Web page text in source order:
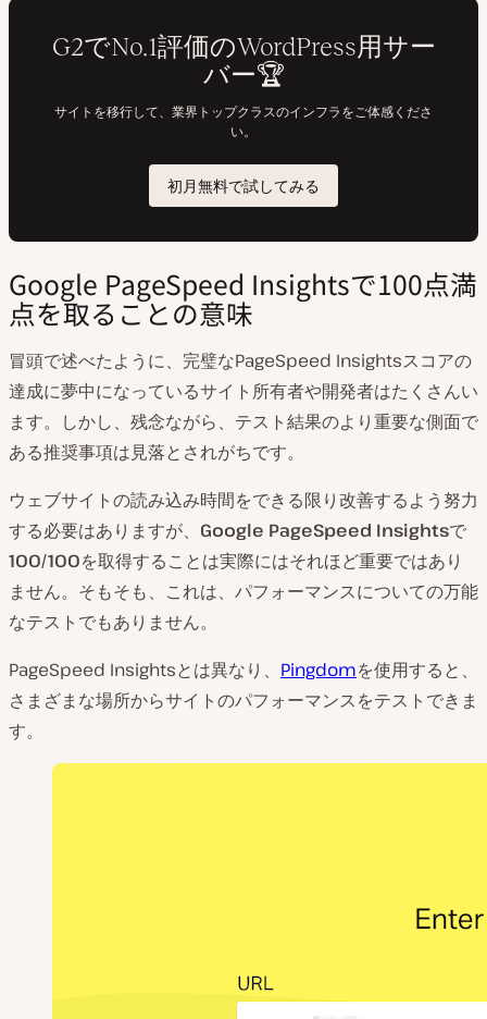
Google PageSpeed Insightsで100点満
点を取ることの意味
冒頭で述べたように、完璧なPageSpeed Insightsスコアの
達成に夢中になっているサイト所有者や開発者はたくさんい
ます。しかし、残念ながら、テスト結果のより重要な側面で
ある推奨事項は見落とされがちです。
ウェブサイトの読み込み時間をできる限り改善するよう努力
する必要はありますが、 Google PageSpeed Insightsで
100/100を取得することは実際にはそれほど重要ではあり
ません。そもそも、これは、パフォーマンスについての万能
なテストでもありません。
PageSpeed Insightsとは異なり、 Pingdomを使用すると、
さまざまな場所からサイトのパフォーマンスをテストできま
す。